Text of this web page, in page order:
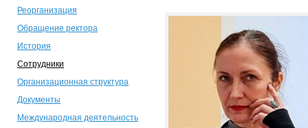
Реорганизация
Обращение ректора
История
Сотрудники
Организационная структура
Документы
Международная деятельность